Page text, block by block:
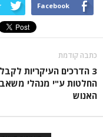
Facebook
כתבה קודמת
3 הדרכים העיקריות
החלטות ע"י מנהלי
האנוש